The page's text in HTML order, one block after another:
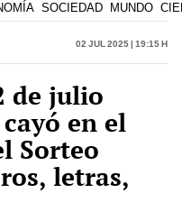
SOCIEDAD MUNDO
02 Jul 2025 | 19:15 h
de julio
en el
Sorteo
letras,